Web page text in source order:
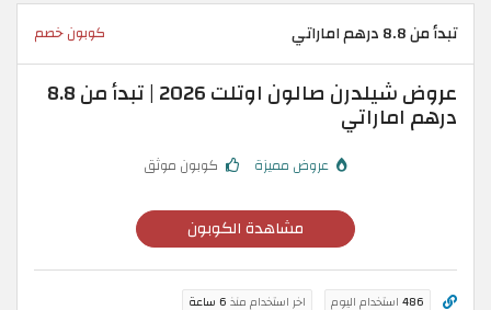
تبدأ من 8.8 درهم اماراتي كوبون خصم
عروض شيلدرن صالون اوتلت 2026 | تبدأ من 8.8
درهم اماراتي
عروض مميزة كوبون موثق
مشاهدة الكوبون
486 استخدام اليوم اخر استخدام منذ 6 ساعة